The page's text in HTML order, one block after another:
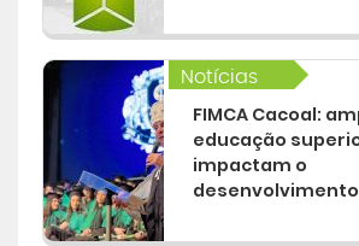
Notícias
FIMCA Cacoal:
educação
impactam o
desenvolvimento